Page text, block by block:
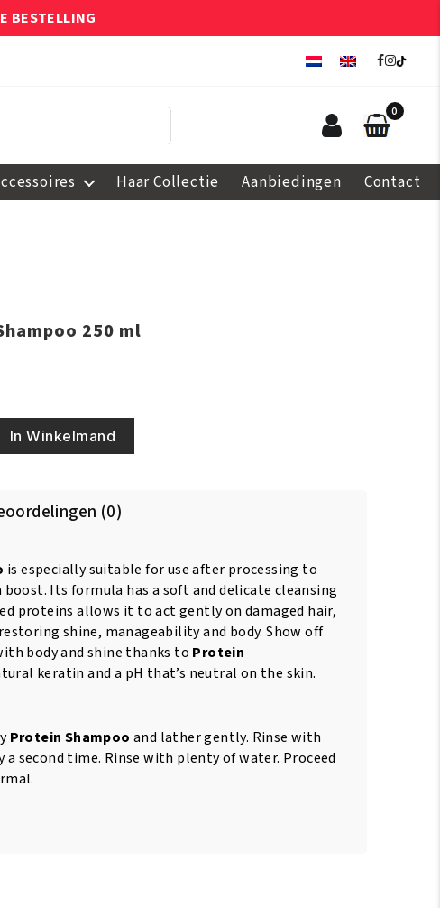
BESTELLING
0
Haar Collectie Aanbiedingen Contact
250 ml
In Winkelmand
(0)
is especially suitable for use after processing to
Its formula has a soft and delicate cleansing
proteins allows it to act gently on damaged hair,
shine, manageability and body. Show off
body and shine thanks to Protein
keratin and a pH that’s neutral on the skin.
Protein Shampoo and lather gently. Rinse with
a second time. Rinse with plenty of water. Proceed